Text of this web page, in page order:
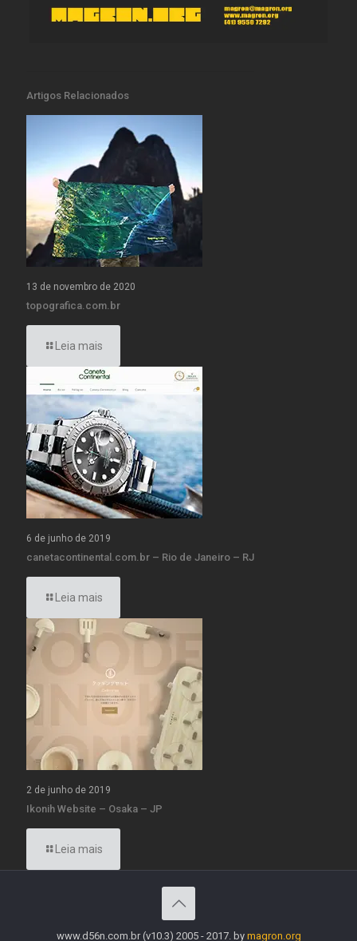
Artigos Relacionados
13 de novembro de 2020
topografica.com.br
Leia mais
6 de junho de 2019
canetacontinental.com.br – Rio de Janeiro – RJ
Leia mais
2 de junho de 2019
Ikonih Website – Osaka – JP
Leia mais
www.d56n.com.br (v10.3) 2005 - 2017. by magron.org